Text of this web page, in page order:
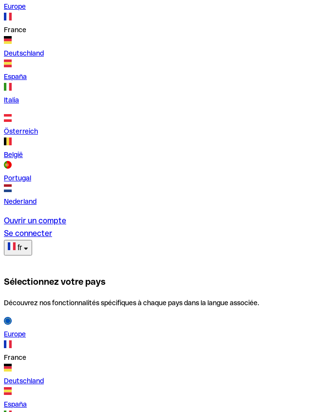
Europe
France
Deutschland
España
Italia
Österreich
België
Portugal
Nederland
Ouvrir un compte
Se connecter
fr
Sélectionnez votre pays
Découvrez nos fonctionnalités spécifiques à chaque pays dans la langue associée.
Europe
France
Deutschland
España